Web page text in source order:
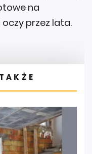
na
przez lata.